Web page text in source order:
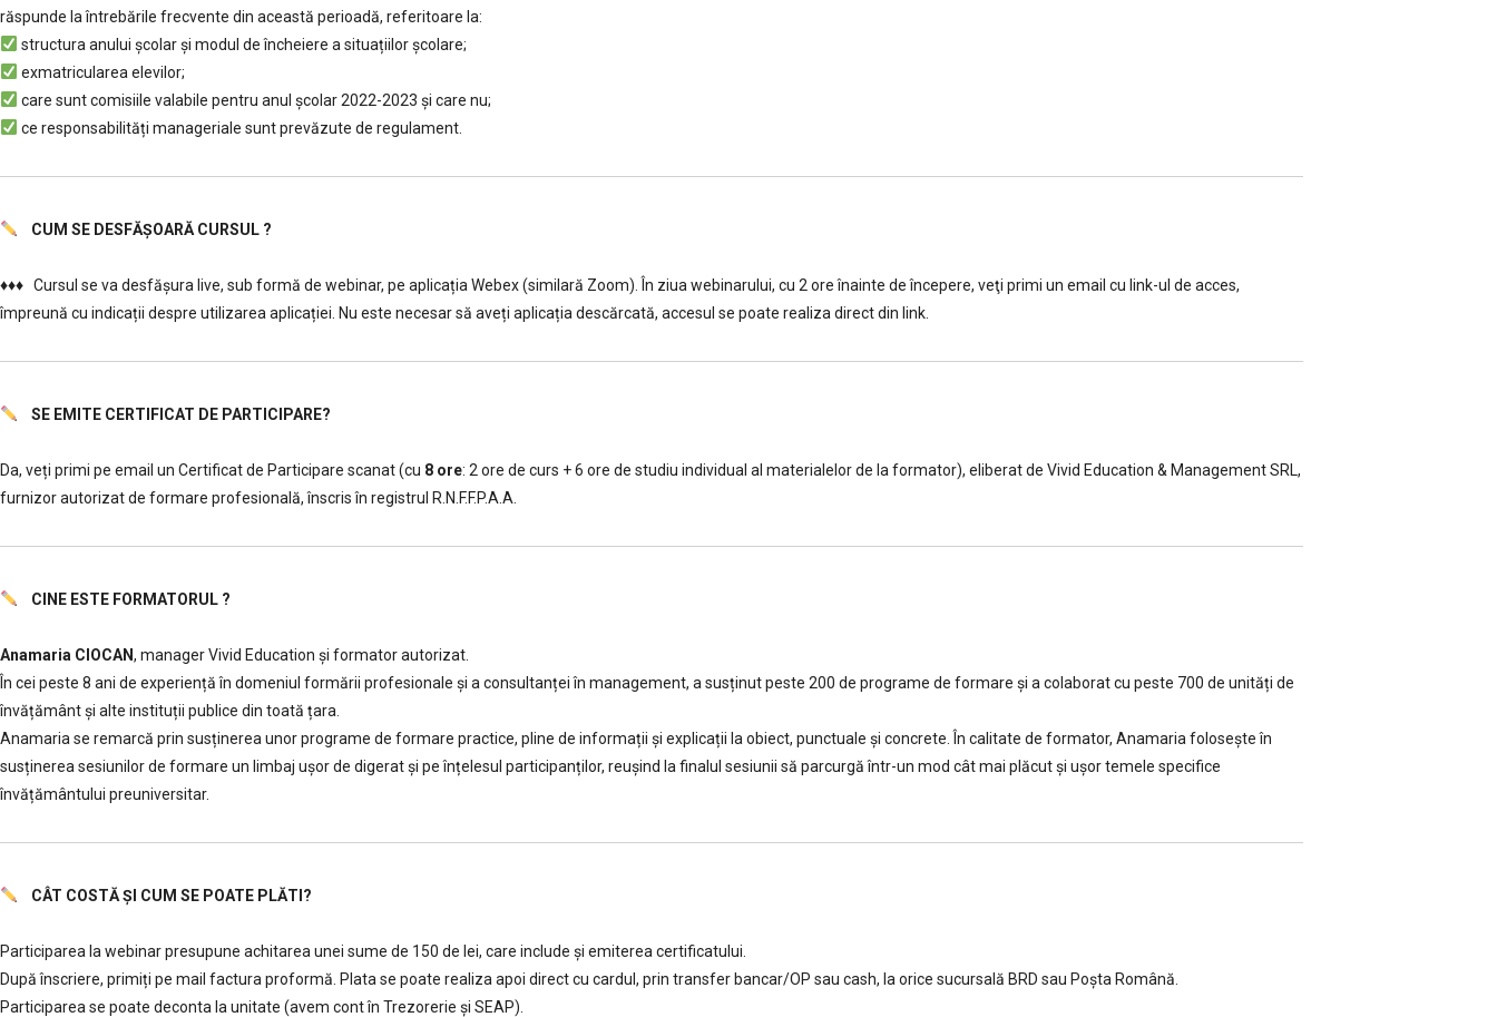
răspunde la întrebările frecvente din această perioadă, referitoare la:
structura anului școlar și modul de încheiere a situațiilor școlare;
exmatricularea elevilor;
care sunt comisiile valabile pentru anul şcolar 2022-2023 şi care nu;
ce responsabilități manageriale sunt prevăzute de regulament.
CUM SE DESFĂȘOARĂ CURSUL ?
♦♦♦ Cursul se va desfășura live, sub formă de webinar, pe aplicația Webex (similară Zoom). În ziua webinarului, cu 2 ore înainte de începere, veţi primi un email cu link-ul de acces,
împreună cu indicații despre utilizarea aplicației. Nu este necesar să aveți aplicația descărcată, accesul se poate realiza direct din link.
SE EMITE CERTIFICAT DE PARTICIPARE?
Da, veți primi pe email un Certificat de Participare scanat (cu 8 ore: 2 ore de curs + 6 ore de studiu individual al materialelor de la formator), eliberat de Vivid Education & Management SRL,
furnizor autorizat de formare profesională, înscris în registrul R.N.F.F.P.A.A.
CINE ESTE FORMATORUL ?
Anamaria CIOCAN, manager Vivid Education și formator autorizat.
În cei peste 8 ani de experiență în domeniul formării profesionale și a consultanței în management, a susținut peste 200 de programe de formare și a colaborat cu peste 700 de unități de
învățământ şi alte instituții publice din toată țara.
Anamaria se remarcă prin susținerea unor programe de formare practice, pline de informații și explicații la obiect, punctuale și concrete. În calitate de formator, Anamaria folosește în
susținerea sesiunilor de formare un limbaj ușor de digerat și pe înțelesul participanților, reușind la finalul sesiunii să parcurgă într-un mod cât mai plăcut și ușor temele specifice
învățământului preuniversitar.
CÂT COSTĂ ȘI CUM SE POATE PLĂTI?
Participarea la webinar presupune achitarea unei sume de 150 de lei, care include şi emiterea certificatului.
După înscriere, primiți pe mail factura proformă. Plata se poate realiza apoi direct cu cardul, prin transfer bancar/OP sau cash, la orice sucursală BRD sau Poșta Română.
Participarea se poate deconta la unitate (avem cont în Trezorerie și SEAP).